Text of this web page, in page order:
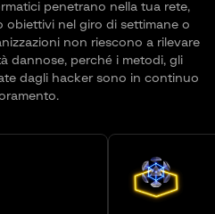
penetrano nella tua rete,
obiettivi nel giro di settimane o
non riescono a rilevare
dannose, perché i metodi, gli
dagli hacker sono in continuo